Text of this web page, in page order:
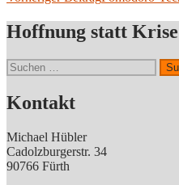
Hoffnung statt
Suchen
nach:
Kontakt
Michael Hübler
Cadolzburgerstr. 34
90766 Fürth